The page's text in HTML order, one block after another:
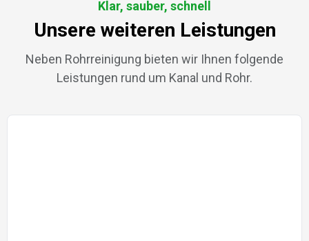
Klar, sauber, schnell
Unsere weiteren Leistungen
Neben Rohrreinigung bieten wir Ihnen folgende
Leistungen rund um Kanal und Rohr.